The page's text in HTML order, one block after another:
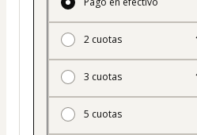
2 cuotas
3 cuotas
5 cuotas